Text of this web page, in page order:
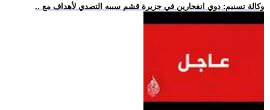
.. وكالة تسنيم: دوي انفجارين في جزيرة قشم سببه التصدي لأهداف مع